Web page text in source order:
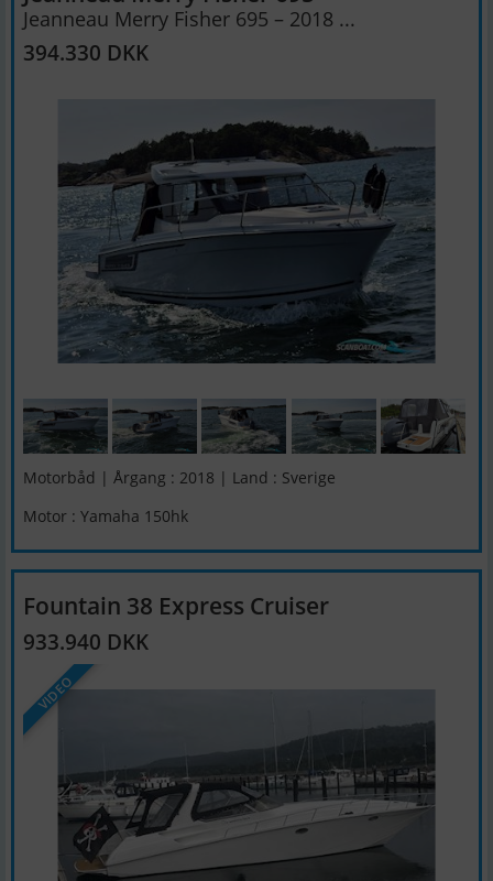
Jeanneau Merry Fisher 695 – 2018 ...
394.330 DKK
Motorbåd | Årgang : 2018 | Land : Sverige
Motor : Yamaha 150hk
Fountain 38 Express Cruiser
933.940 DKK
VIDEO